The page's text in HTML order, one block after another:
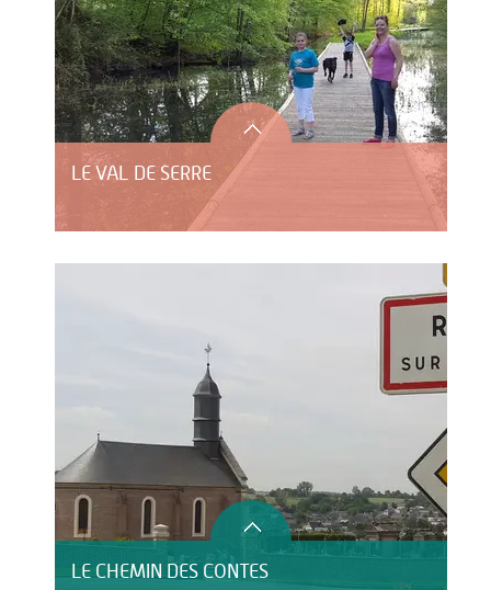
LE VAL DE SERRE
LE CHEMIN DES CONTES